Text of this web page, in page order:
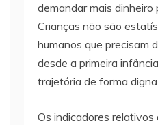
demandar mais dinheiro
Crianças não são
humanos que precisam
desde a primeira
trajetória de forma
Os indicadores relativos